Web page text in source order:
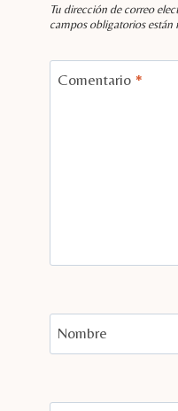
Tu dirección de correo
campos obligatorios están
Comentario *
Nombre